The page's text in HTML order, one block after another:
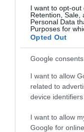
I want to opt-out
Retention, Sale,
Personal Data
Purposes for
Opted Out
Google consents
I want to allow
related to
device identifiers
I want to allow
Google for
félrevezető
közgyűlésen
kormány felé,
visszakapni a
válasz, hogy a
felállás, azaz
város a
teszem, hogy a
kap szerepet a